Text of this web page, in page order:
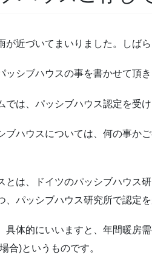
が近づいてまいりました。しば
ッシブハウスの事を書かせて頂き
では、パッシブハウス認定を受
ブハウスについては、何の事か
とは、ドイツのパッシブハウス
、パッシブハウス研究所で認定
具体的にいいますと、年間暖房
合)というものです。